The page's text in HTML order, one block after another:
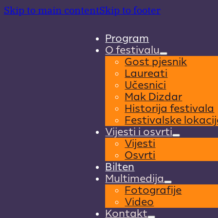
Skip to main contentSkip to footer
Program
O festivalu
Gost pjesnik
Laureati
Učesnici
Mak Dizdar
Historija festivala
Festivalske
Vijesti i osvrti
Vijesti
Osvrti
Bilten
Multimedija
Fotografije
Video
Kontakt